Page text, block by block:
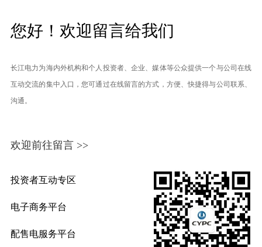
您好！欢迎留言给我们
长江电力为海内外机构和个人投资者、企业、媒体等公众提供一个与公司在线
互动交流的集中入口，您可通过在线留言的方式，方便、快捷得与公司联系、
沟通。
欢迎前往留言 >>
投资者互动专区
电子商务平台
配售电服务平台